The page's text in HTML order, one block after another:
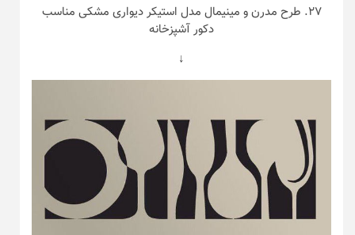
۲۷. طرح مدرن و مینیمال مدل استیکر دیواری مشکی مناسب
دکور آشپزخانه
↓